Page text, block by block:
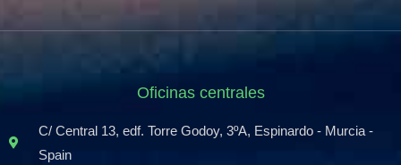
Oficinas centrales
C/ Central 13, edf. Torre Godoy, 3ºA, Espinardo - Murcia -
Spain